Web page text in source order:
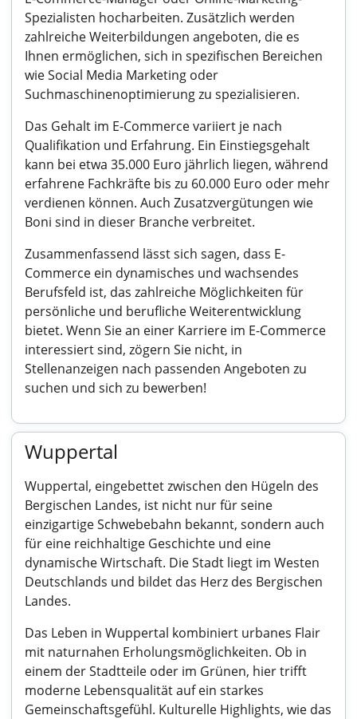
Spezialisten hocharbeiten. Zusätzlich werden
zahlreiche Weiterbildungen angeboten, die es
Ihnen ermöglichen, sich in spezifischen Bereichen
wie Social Media Marketing oder
Suchmaschinenoptimierung zu spezialisieren.
Das Gehalt im E-Commerce variiert je nach
Qualifikation und Erfahrung. Ein Einstiegsgehalt
kann bei etwa 35.000 Euro jährlich liegen, während
erfahrene Fachkräfte bis zu 60.000 Euro oder mehr
verdienen können. Auch Zusatzvergütungen wie
Boni sind in dieser Branche verbreitet.
Zusammenfassend lässt sich sagen, dass E-
Commerce ein dynamisches und wachsendes
Berufsfeld ist, das zahlreiche Möglichkeiten für
persönliche und berufliche Weiterentwicklung
bietet. Wenn Sie an einer Karriere im E-Commerce
interessiert sind, zögern Sie nicht, in
Stellenanzeigen nach passenden Angeboten zu
suchen und sich zu bewerben!
Wuppertal
Wuppertal, eingebettet zwischen den Hügeln des
Bergischen Landes, ist nicht nur für seine
einzigartige Schwebebahn bekannt, sondern auch
für eine reichhaltige Geschichte und eine
dynamische Wirtschaft. Die Stadt liegt im Westen
Deutschlands und bildet das Herz des Bergischen
Landes.
Das Leben in Wuppertal kombiniert urbanes Flair
mit naturnahen Erholungsmöglichkeiten. Ob in
einem der Stadtteile oder im Grünen, hier trifft
moderne Lebensqualität auf ein starkes
Gemeinschaftsgefühl. Kulturelle Highlights, wie das